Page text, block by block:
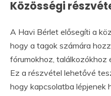
Közösségi
A Havi Bérlet elősegíti a
hogy a tagok számára
fórumokhoz, találkozókhoz
Ez a részvétel lehetővé
hogy kapcsolatba lépjenek